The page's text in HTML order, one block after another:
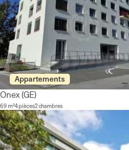
Appartements
Onex (GE)
69 m²4 pièces2 chambres